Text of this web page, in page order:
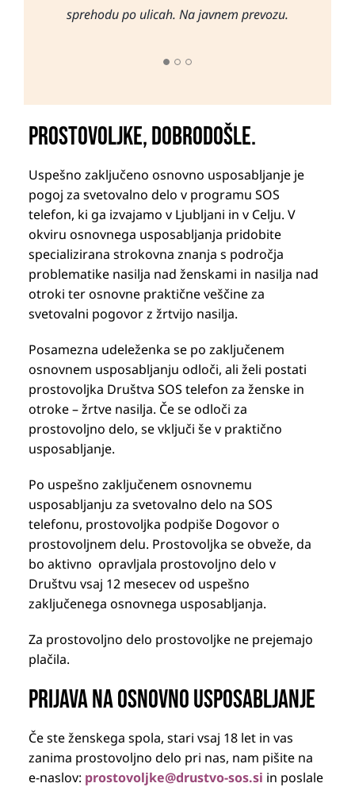
sprehodu po ulicah. Na javnem prevozu.
verjeti vase.
Prostovoljke, dobrodošle.
Uspešno zaključeno osnovno usposabljanje je
pogoj za svetovalno delo v programu SOS
telefon, ki ga izvajamo v Ljubljani in v Celju. V
okviru osnovnega usposabljanja pridobite
specializirana strokovna znanja s področja
problematike nasilja nad ženskami in nasilja nad
otroki ter osnovne praktične veščine za
svetovalni pogovor z žrtvijo nasilja.
Posamezna udeleženka se po zaključenem
osnovnem usposabljanju odloči, ali želi postati
prostovoljka Društva SOS telefon za ženske in
otroke – žrtve nasilja. Če se odloči za
prostovoljno delo, se vključi še v praktično
usposabljanje.
Po uspešno zaključenem osnovnemu
usposabljanju za svetovalno delo na SOS
telefonu, prostovoljka podpiše Dogovor o
prostovoljnem delu. Prostovoljka se obveže, da
bo aktivno opravljala prostovoljno delo v
Društvu vsaj 12 mesecev od uspešno
zaključenega osnovnega usposabljanja.
Za prostovoljno delo prostovoljke ne prejemajo
plačila.
Prijava na osnovno usposabljanje
Če ste ženskega spola, stari vsaj 18 let in vas
zanima prostovoljno delo pri nas, nam pišite na
e-naslov: prostovoljke@drustvo-sos.si in poslale